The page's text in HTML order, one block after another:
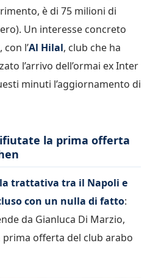
è di 75 milioni di
Un interesse concreto
l’Al Hilal, club che ha
l’arrivo dell’ormai ex Inter
minuti l’aggiornamento di
la prima offerta
trattativa tra il Napoli e
con un nulla di fatto:
da Gianluca Di Marzio,
offerta del club arabo